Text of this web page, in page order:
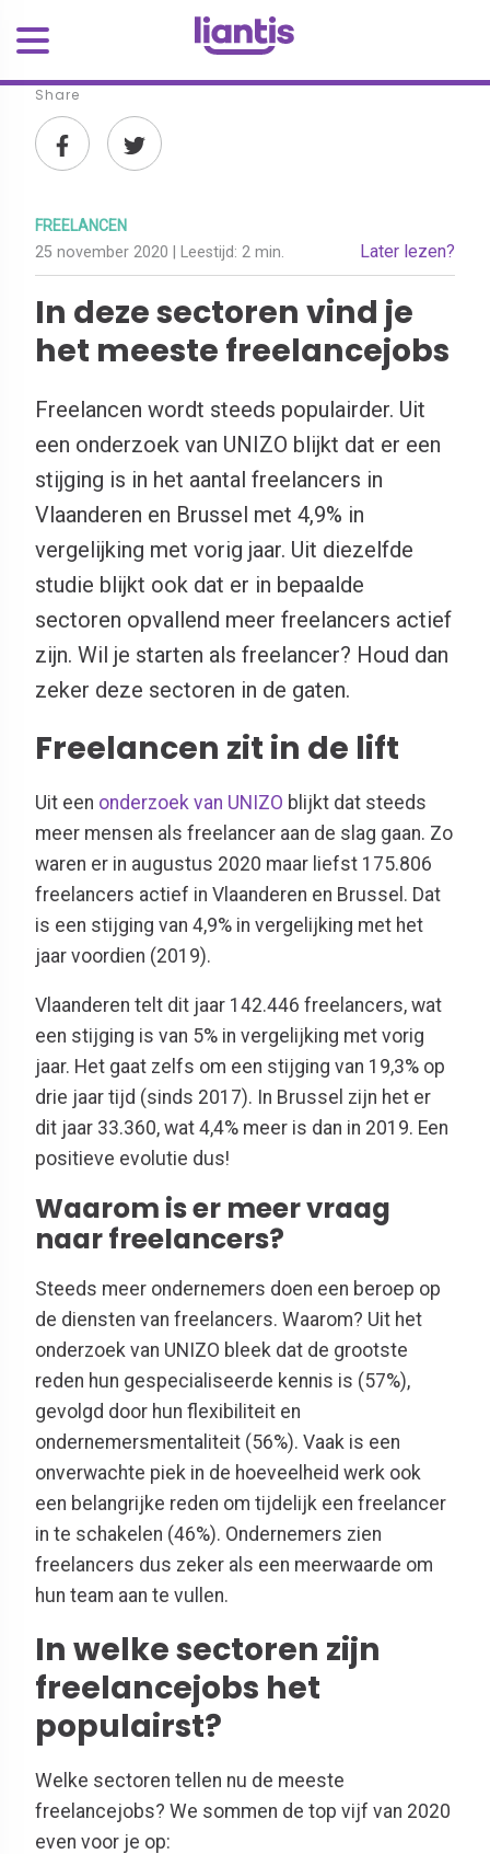
Share
FREELANCEN
25 november 2020 | Leestijd: 2 min. Later lezen?
In deze sectoren vind je
het meeste freelancejobs
Freelancen wordt steeds populairder. Uit
een onderzoek van UNIZO blijkt dat er een
stijging is in het aantal freelancers in
Vlaanderen en Brussel met 4,9% in
vergelijking met vorig jaar. Uit diezelfde
studie blijkt ook dat er in bepaalde
sectoren opvallend meer freelancers actief
zijn. Wil je starten als freelancer? Houd dan
zeker deze sectoren in de gaten.
Freelancen zit in de lift
Uit een onderzoek van UNIZO blijkt dat steeds
meer mensen als freelancer aan de slag gaan. Zo
waren er in augustus 2020 maar liefst 175.806
freelancers actief in Vlaanderen en Brussel. Dat
is een stijging van 4,9% in vergelijking met het
jaar voordien (2019).
Vlaanderen telt dit jaar 142.446 freelancers, wat
een stijging is van 5% in vergelijking met vorig
jaar. Het gaat zelfs om een stijging van 19,3% op
drie jaar tijd (sinds 2017). In Brussel zijn het er
dit jaar 33.360, wat 4,4% meer is dan in 2019. Een
positieve evolutie dus!
Waarom is er meer vraag
naar freelancers?
Steeds meer ondernemers doen een beroep op
de diensten van freelancers. Waarom? Uit het
onderzoek van UNIZO bleek dat de grootste
reden hun gespecialiseerde kennis is (57%),
gevolgd door hun flexibiliteit en
ondernemersmentaliteit (56%). Vaak is een
onverwachte piek in de hoeveelheid werk ook
een belangrijke reden om tijdelijk een freelancer
in te schakelen (46%). Ondernemers zien
freelancers dus zeker als een meerwaarde om
hun team aan te vullen.
In welke sectoren zijn
freelancejobs het
populairst?
Welke sectoren tellen nu de meeste
freelancejobs? We sommen de top vijf van 2020
even voor je op: